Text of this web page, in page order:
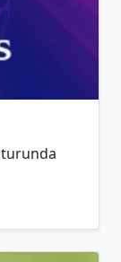
turunda